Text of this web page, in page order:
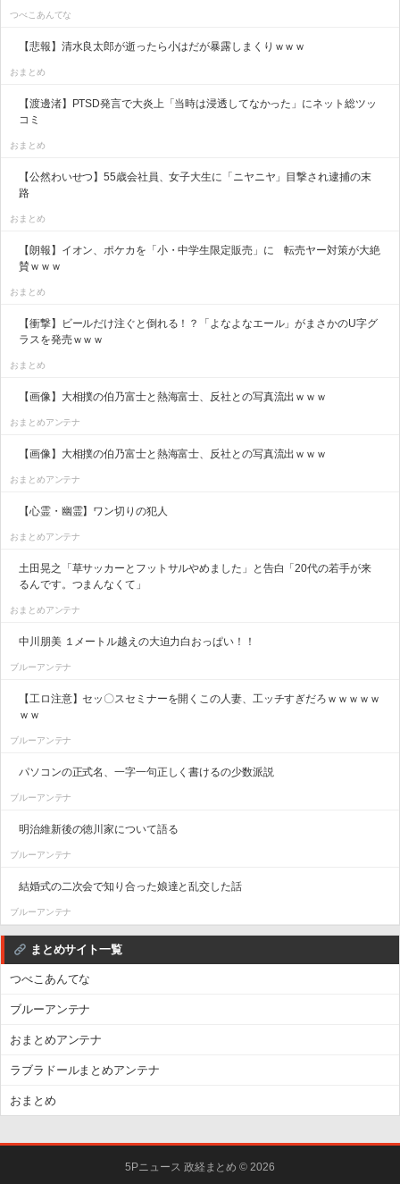
つべこあんてな
【悲報】清水良太郎が逝ったら小はだが暴露しまくりｗｗｗ
おまとめ
【渡邊渚】PTSD発言で大炎上「当時は浸透してなかった」にネット総ツッ
コミ
おまとめ
【公然わいせつ】55歳会社員、女子大生に「ニヤニヤ」目撃され逮捕の末
路
おまとめ
【朗報】イオン、ポケカを「小・中学生限定販売」に 転売ヤー対策が大絶
賛ｗｗｗ
おまとめ
【衝撃】ビールだけ注ぐと倒れる！？「よなよなエール」がまさかのU字グ
ラスを発売ｗｗｗ
おまとめ
【画像】大相撲の伯乃富士と熱海富士、反社との写真流出ｗｗｗ
おまとめアンテナ
【画像】大相撲の伯乃富士と熱海富士、反社との写真流出ｗｗｗ
おまとめアンテナ
【心霊・幽霊】ワン切りの犯人
おまとめアンテナ
土田晃之「草サッカーとフットサルやめました」と告白「20代の若手が来
るんです。つまんなくて」
おまとめアンテナ
中川朋美 １メートル越えの大迫力白おっぱい！！
ブルーアンテナ
【工ロ注意】セッ〇スセミナーを開くこの人妻、工ッチすぎだろｗｗｗｗｗ
ｗｗ
ブルーアンテナ
パソコンの正式名、一字一句正しく書けるの少数派説
ブルーアンテナ
明治維新後の徳川家について語る
ブルーアンテナ
結婚式の二次会で知り合った娘達と乱交した話
ブルーアンテナ
まとめサイト一覧
つべこあんてな
ブルーアンテナ
おまとめアンテナ
ラブラドールまとめアンテナ
おまとめ
5Pニュース 政経まとめ © 2026